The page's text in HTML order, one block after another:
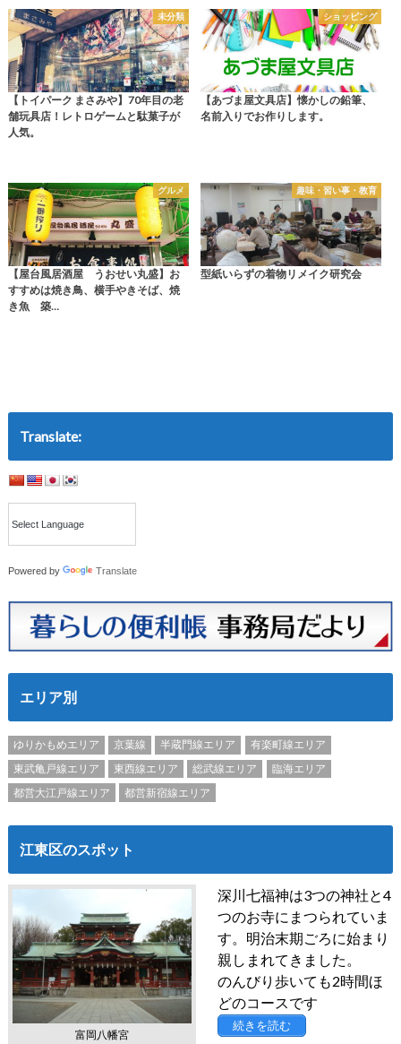
未分類
【トイパーク まさみや】70年目の老
舗玩具店！レトロゲームと駄菓子が
人気。
ショッピング
【あづま屋文具店】懐かしの鉛筆、
名前入りでお作りします。
グルメ
【屋台風居酒屋 うおせい丸盛】お
すすめは焼き鳥、横手やきそば、焼
き魚 築…
趣味・習い事・教育
型紙いらずの着物リメイク研究会
Translate:
Powered by Translate
エリア別
ゆりかもめエリア 京葉線 半蔵門線エリア
有楽町線エリア
東武亀戸線エリア
東西線エリア 総武線エリア
臨海エリア
都営大江戸線エリア
都営新宿線エリア
江東区のスポット
富岡八幡宮
深川七福神は3つの神社と4
つのお寺にまつられていま
す。明治末期ごろに始まり
親しまれてきました。
のんびり歩いても2時間ほ
どのコースです
続きを読む